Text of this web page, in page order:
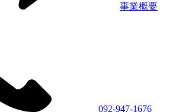
事業概要
092-947-1676